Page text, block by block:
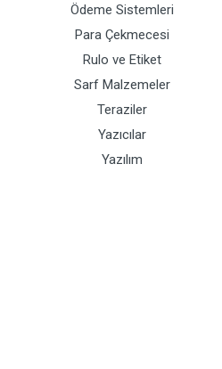
Ödeme Sistemleri
Para Çekmecesi
Rulo ve Etiket
Sarf Malzemeler
Teraziler
Yazıcılar
Yazılım